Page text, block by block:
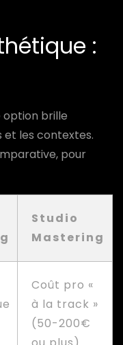
:
option brille
les contextes.
pour
Studio
Mastering
Coût pro «
à la track »
(50-200€